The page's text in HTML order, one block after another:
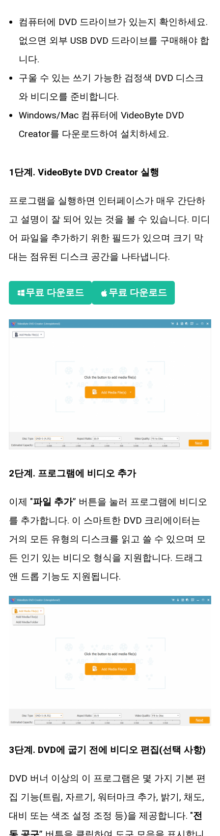
컴퓨터에 DVD 드라이브가 있는지 확인하세요.
없으면 외부 USB DVD 드라이브를 구매해야 합
니다.
구울 수 있는 쓰기 가능한 검정색 DVD 디스크
와 비디오를 준비합니다.
Windows/Mac 컴퓨터에 VideoByte DVD
Creator를 다운로드하여 설치하세요.
1단계. VideoByte DVD Creator 실행
프로그램을 실행하면 인터페이스가 매우 간단하
고 설명이 잘 되어 있는 것을 볼 수 있습니다. 미디
어 파일을 추가하기 위한 필드가 있으며 크기 막
대는 점유된 디스크 공간을 나타냅니다.
무료 다운로드 무료 다운로드
2단계. 프로그램에 비디오 추가
이제 "파일 추가” 버튼을 눌러 프로그램에 비디오
를 추가합니다. 이 스마트한 DVD 크리에이터는
거의 모든 유형의 디스크를 읽고 쓸 수 있으며 모
든 인기 있는 비디오 형식을 지원합니다. 드래그
앤 드롭 기능도 지원됩니다.
3단계. DVD에 굽기 전에 비디오 편집(선택 사항)
DVD 버너 이상의 이 프로그램은 몇 가지 기본 편
집 기능(트림, 자르기, 워터마크 추가, 밝기, 채도,
대비 또는 색조 설정 조정 등)을 제공합니다. "전